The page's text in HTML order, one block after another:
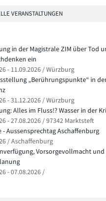
VERANSTALTUNGEN
in der Magistrale ZIM über Tod
ein
- 11.09.2026 / Würzburg
„Berührungspunkte“ in
- 31.12.2026 / Würzburg
Alles im Fluss!? Wasser in der
- 27.08.2026 / 97342 Marktsteft
- Aussensprechtag Aschaffenburg
/ Aschaffenburg
Vorsorgevollmacht
- 07.08.2026 /